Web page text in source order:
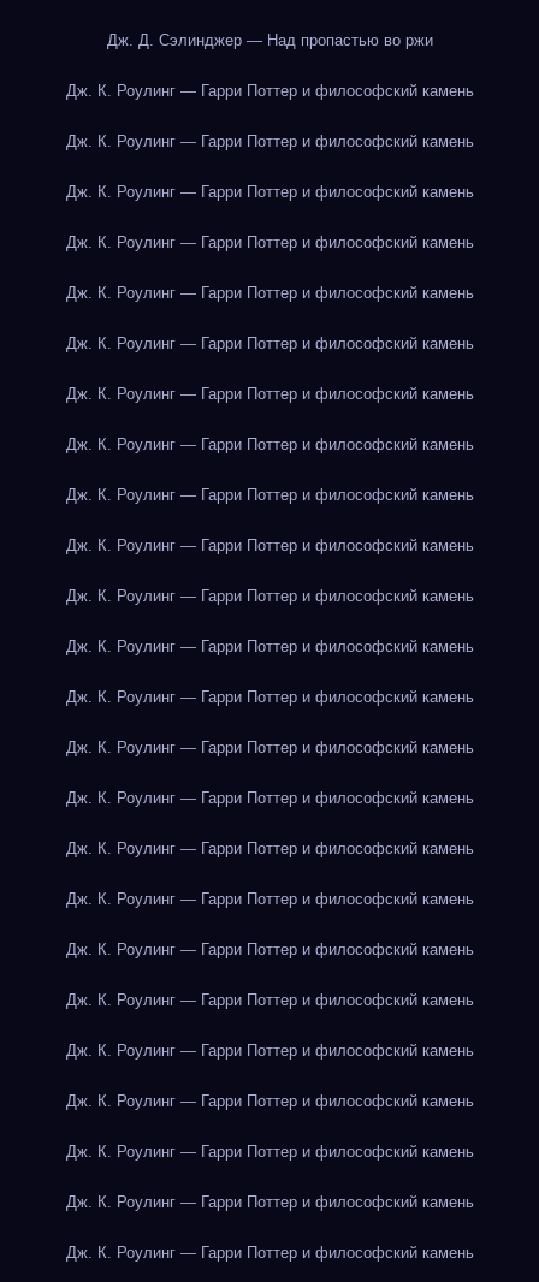
Дж. Д. Сэлинджер — Над пропастью во ржи
Дж. К. Роулинг — Гарри Поттер и философский камень
Дж. К. Роулинг — Гарри Поттер и философский камень
Дж. К. Роулинг — Гарри Поттер и философский камень
Дж. К. Роулинг — Гарри Поттер и философский камень
Дж. К. Роулинг — Гарри Поттер и философский камень
Дж. К. Роулинг — Гарри Поттер и философский камень
Дж. К. Роулинг — Гарри Поттер и философский камень
Дж. К. Роулинг — Гарри Поттер и философский камень
Дж. К. Роулинг — Гарри Поттер и философский камень
Дж. К. Роулинг — Гарри Поттер и философский камень
Дж. К. Роулинг — Гарри Поттер и философский камень
Дж. К. Роулинг — Гарри Поттер и философский камень
Дж. К. Роулинг — Гарри Поттер и философский камень
Дж. К. Роулинг — Гарри Поттер и философский камень
Дж. К. Роулинг — Гарри Поттер и философский камень
Дж. К. Роулинг — Гарри Поттер и философский камень
Дж. К. Роулинг — Гарри Поттер и философский камень
Дж. К. Роулинг — Гарри Поттер и философский камень
Дж. К. Роулинг — Гарри Поттер и философский камень
Дж. К. Роулинг — Гарри Поттер и философский камень
Дж. К. Роулинг — Гарри Поттер и философский камень
Дж. К. Роулинг — Гарри Поттер и философский камень
Дж. К. Роулинг — Гарри Поттер и философский камень
Дж. К. Роулинг — Гарри Поттер и философский камень